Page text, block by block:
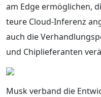
am Edge ermöglichen,
teure Cloud-Inferenz
auch die
und Chiplieferanten
Musk verband die